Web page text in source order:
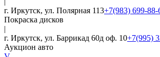
г. Иркутск, ул. Полярная 113+7(983) 699-88-
Покраска дисков
|
г. Иркутск, ул. Баррикад 60д оф. 10+7(995)
Аукцион авто